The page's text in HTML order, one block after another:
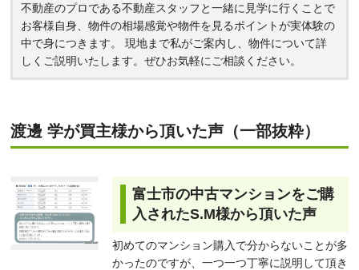
不動産のプロである不動産スタッフと一緒に見学に行くことで
お客様自身、物件の相場感覚や物件を見るポイントが実体験の
中で身につきます。 現地まで私がご案内し、物件について詳
しくご説明いたします。ぜひお気軽にご相談ください。
渡邊 学が買主様から頂いた声（一部抜粋）
富士市の中古マンションをご購
入されたS.M様から頂いた声
初めてのマンション購入で分からないことが多
かったのですが、一つ一つ丁寧に説明して頂き